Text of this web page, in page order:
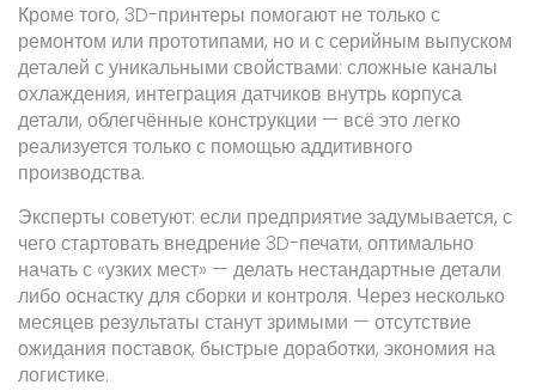
Кроме того, 3D-принтеры помогают не только с
ремонтом или прототипами, но и с серийным выпуском
деталей с уникальными свойствами: сложные каналы
охлаждения, интеграция датчиков внутрь корпуса
детали, облегчённые конструкции — всё это легко
реализуется только с помощью аддитивного
производства.
Эксперты советуют: если предприятие задумывается, с
чего стартовать внедрение 3D-печати, оптимально
начать с «узких мест» — делать нестандартные детали
либо оснастку для сборки и контроля. Через несколько
месяцев результаты станут зримыми — отсутствие
ожидания поставок, быстрые доработки, экономия на
логистике.